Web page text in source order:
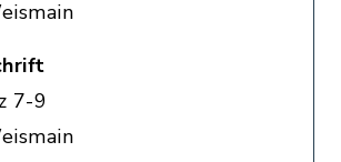
7-9